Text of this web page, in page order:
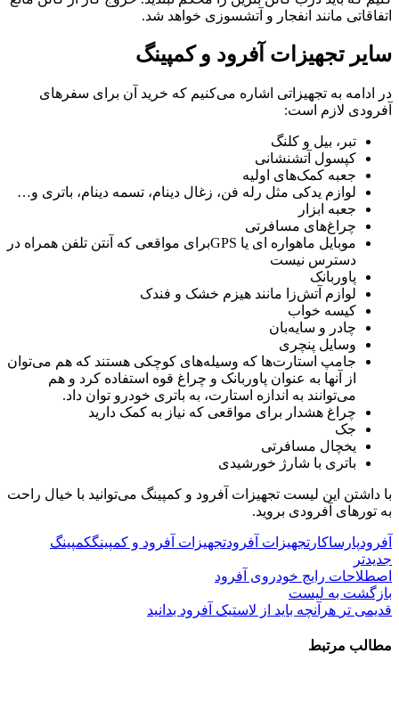
اتفاقاتی مانند انفجار و آتشسوزی خواهد شد.
سایر تجهیزات آفرود و کمپینگ
در ادامه به تجهیزاتی اشاره می‌کنیم که خرید آن برای سفرهای
آفرودی لازم است:
تبر، بیل و کلنگ
کپسول آتشنشانی
جعبه کمک‌های اولیه
لوازم یدکی مثل رله فن، زغال دینام، تسمه دینام، باتری و…
جعبه ابزار
چراغ‌های مسافرتی
موبایل ماهواره ای یا GPS‌برای مواقعی که آنتن تلفن همراه در
دسترس نیست
پاوربانک
لوازم آتش‌زا مانند هیزم خشک و فندک
کیسه خواب
چادر و سایه‌بان
وسایل پنچری
جامپ استارت‌ها که وسیله‌های کوچکی هستند که هم می‌توان
از آنها به عنوان پاوربانک و چراغ قوه استفاده کرد و هم
می‌توانند به اندازه استارت، به باتری خودرو توان داد.
چراغ هشدار برای مواقعی که نیاز به کمک دارید
جک
یخچال مسافرتی
باتری با شارژ خورشیدی
با داشتن این لیست تجهیزات آفرود و کمپینگ می‌توانید با خیال راحت
به تورهای آفرودی بروید.
آفرودپارساکار تجهیزات آفرودتجهیزات آفرود و کمپینگکمپینگ
جدیدتر
اصطلاحات رایج خودرو‌ی آفرود
بازگشت به لیست
قدیمی تر هرآنچه باید از لاستیک آفرود بدانید
مطالب مرتبط